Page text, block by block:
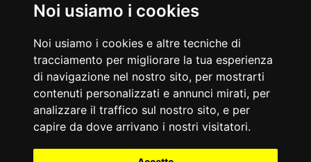
Noi usiamo i cookies
Noi usiamo i cookies e altre tecniche di
tracciamento per migliorare la tua esperienza
di navigazione nel nostro sito, per mostrarti
contenuti personalizzati e annunci mirati, per
analizzare il traffico sul nostro sito, e per
capire da dove arrivano i nostri visitatori.